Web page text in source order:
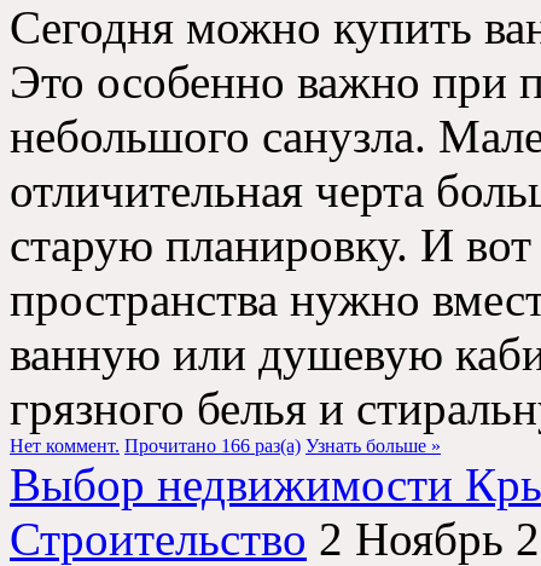
Сегодня можно купить
Это особенно важно при
небольшого санузла.
отличительная черта
старую планировку. И
пространства нужно
ванную или душевую
грязного белья и
Нет коммент. Прочитано 166 раз(a) Узнать больше »
Выбор недвижимости
Строительство 2 Ноябрь